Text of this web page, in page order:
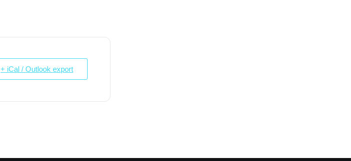
+ iCal / Outlook export